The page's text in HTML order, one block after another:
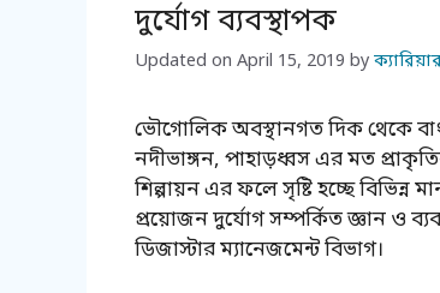
দুর্যোগ ব্যবস্থাপক
Updated on April 15, 2019 by
ভৌগোলিক অবস্থানগত দিক থেকে
নদীভাঙ্গন, পাহাড়ধ্বস এর মত
শিল্পায়ন এর ফলে সৃষ্টি হচ্ছে বিভিন্ন
প্রয়োজন দুর্যোগ সম্পর্কিত জ্ঞান ও
ডিজাস্টার ম্যানেজমেন্ট বিভাগ।